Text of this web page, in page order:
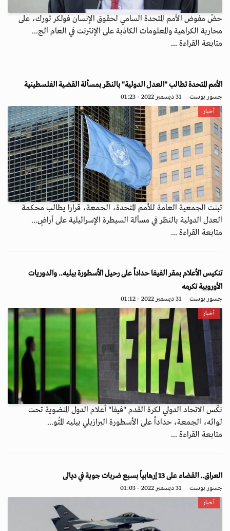
حضّ مفوض الأمم المتحدة السامي لحقوق الإنسان فولكر تورك، على
محاربة الكراهية والمعلومات الكاذبة على الإنترنت في العام الج...
متابعة القراءة ...
الأمم المتحدة تطالب "العدل الدولية" بالنظر بمسألة القضية الفلسطينية
جسور بوست 31 ديسمبر 2022 - 01:23
أخبار
تبنت الجمعية العامة للأمم المتحدة، الجمعة، قرارا يطالب محكمة
العدل الدولية بالنظر في مسألة السيطرة الإسرائيلية على أراضٍ...
متابعة القراءة ...
تنكيس الأعلام بمقر الفيفا حداداً على رحيل الأسطورة بيليه.. والدوريات
الأوروبية تكرمه
جسور بوست 31 ديسمبر 2022 - 01:12
أخبار
نكّس الاتحاد الدولي لكرة القدم "فيفا" أعلام الدول المنضوية تحت
لوائه، الجمعة، حداداً على الأسطورة البرازيلي بيليه المُتو...
متابعة القراءة ...
العراق.. القضاء على 13 إرهابياً بسبع ضربات جوية في ديالى
جسور بوست 31 ديسمبر 2022 - 01:03
أخبار